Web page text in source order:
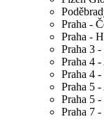
Praha -
Praha -
Praha 3
Praha 4
Praha 4
Praha 5
Praha 5
Praha 7